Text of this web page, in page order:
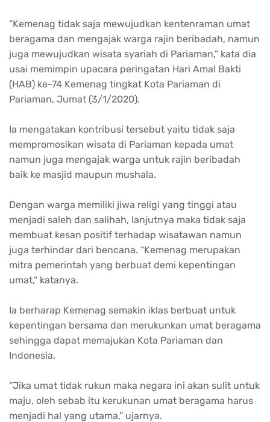
“Kemenag tidak saja mewujudkan kentenraman umat
beragama dan mengajak warga rajin beribadah, namun
juga mewujudkan wisata syariah di Pariaman,” kata dia
usai memimpin upacara peringatan Hari Amal Bakti
(HAB) ke-74 Kemenag tingkat Kota Pariaman di
Pariaman, Jumat (3/1/2020).
Ia mengatakan kontribusi tersebut yaitu tidak saja
mempromosikan wisata di Pariaman kepada umat
namun juga mengajak warga untuk rajin beribadah
baik ke masjid maupun mushala.
Dengan warga memiliki jiwa religi yang tinggi atau
menjadi saleh dan salihah, lanjutnya maka tidak saja
membuat kesan positif terhadap wisatawan namun
juga terhindar dari bencana. “Kemenag merupakan
mitra pemerintah yang berbuat demi kepentingan
umat,” katanya.
Ia berharap Kemenag semakin iklas berbuat untuk
kepentingan bersama dan merukunkan umat beragama
sehingga dapat memajukan Kota Pariaman dan
Indonesia.
“Jika umat tidak rukun maka negara ini akan sulit untuk
maju, oleh sebab itu kerukunan umat beragama harus
menjadi hal yang utama,” ujarnya.